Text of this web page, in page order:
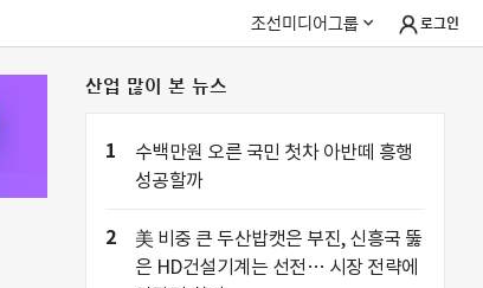
조선미디어그룹 로그인
산업 많이 본 뉴스